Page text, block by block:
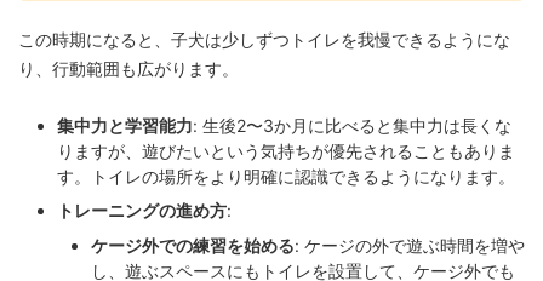
この時期になると、子犬は少しずつトイレを我慢できるようにな
り、行動範囲も広がります。
集中力と学習能力: 生後2〜3か月に比べると集中力は長くな
りますが、遊びたいという気持ちが優先されることもありま
す。トイレの場所をより明確に認識できるようになります。
トレーニングの進め方:
ケージ外での練習を始める: ケージの外で遊ぶ時間を増や
し、遊ぶスペースにもトイレを設置して、ケージ外でも